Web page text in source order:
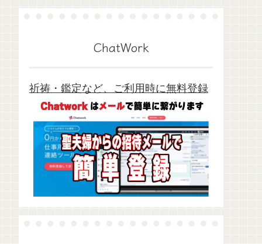
ChatWork
祈祷・鑑定など、ご利用時に無料登録